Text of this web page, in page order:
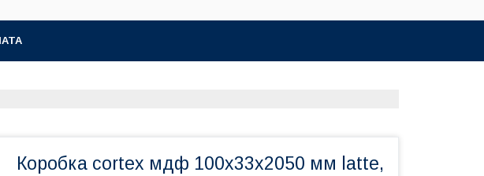
Коробка cortex мдф 100х33х2050 мм latte,